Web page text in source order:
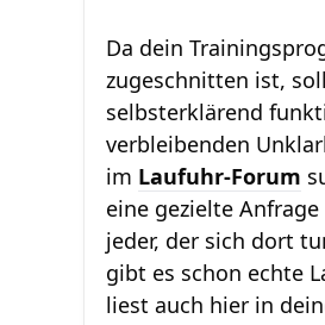
Da dein
zugeschnitten ist,
selbsterklärend
verbleibenden
im Laufuhr-Forum
eine gezielte
jeder, der sich dort
gibt es schon echte
liest auch hier in